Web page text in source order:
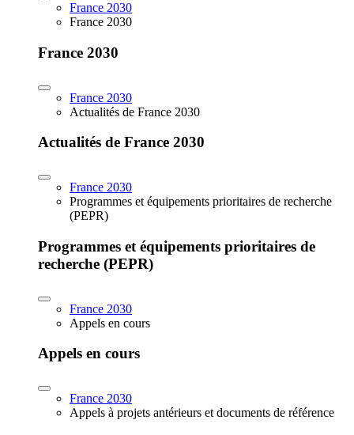
France 2030
France 2030
France 2030
France 2030
Actualités de France 2030
Actualités de France 2030
France 2030
Programmes et équipements prioritaires de recherche
(PEPR)
Programmes et équipements prioritaires de
recherche (PEPR)
France 2030
Appels en cours
Appels en cours
France 2030
Appels à projets antérieurs et documents de référence